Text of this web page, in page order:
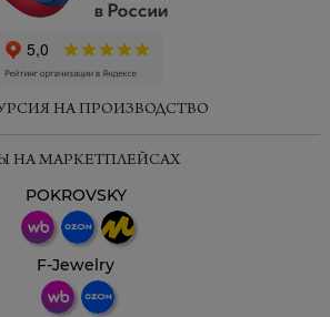
НА ПРОИЗВОДСТВО
НА МАРКЕТПЛЕЙСАХ
POKROVSKY
F-Jewelry